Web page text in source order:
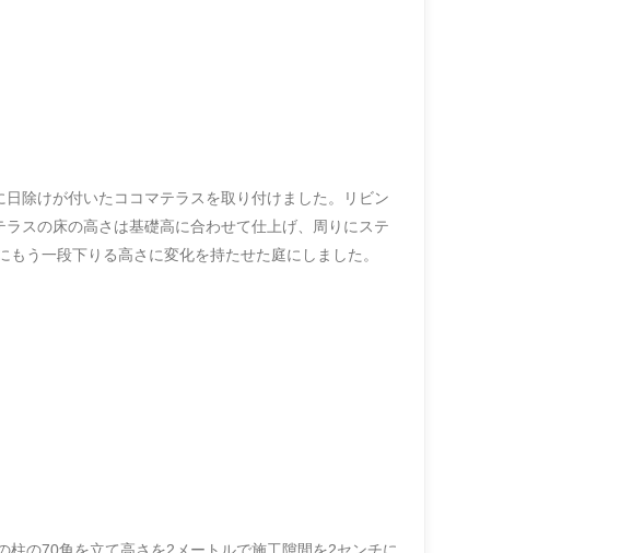
除けが付いたココマテラスを取り付けました。リビン
スの床の高さは基礎高に合わせて仕上げ、周りにステ
う一段下りる高さに変化を持たせた庭にしました。